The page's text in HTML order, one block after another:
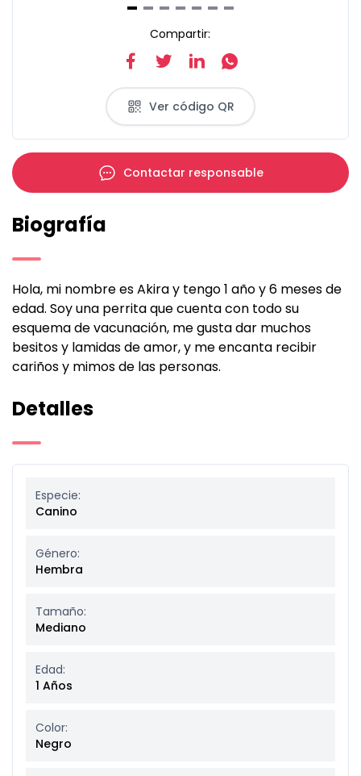
Biografía
Hola, mi nombre es Akira y tengo 1 año y 6 meses de
edad. Soy una perrita que cuenta con todo su
esquema de vacunación, me gusta dar muchos
besitos y lamidas de amor, y me encanta recibir
cariños y mimos de las personas.
Detalles
Especie:
Canino
Género:
Hembra
Tamaño:
Mediano
Edad:
1 Años
Color:
Negro
Compartir:
Ver código QR
Contactar responsable